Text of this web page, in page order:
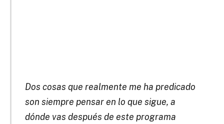
Dos cosas que realmente me ha predicado
son siempre pensar en lo que sigue, a
dónde vas después de este programa